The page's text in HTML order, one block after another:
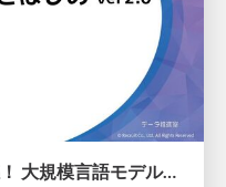
つくって納得、つかって実感！ 大規模言語モデルことはじめ ver2.0